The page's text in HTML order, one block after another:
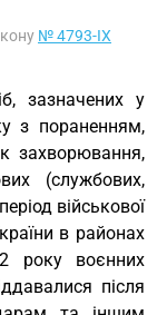
№ 4793-IX
зазначених у
з пораненням,
захворювання,
(службових,
військової
в районах
року воєнних
після